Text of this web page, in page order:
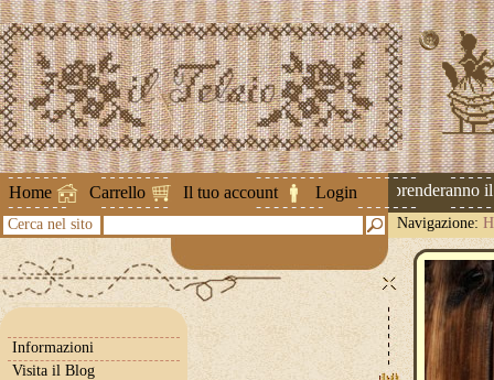
Home Carrello Il tuo account Login
Attenzione ! Le spedizioni riprenderanno il 2
Cerca nel sito Navigazione:
Informazioni
Visita il Blog